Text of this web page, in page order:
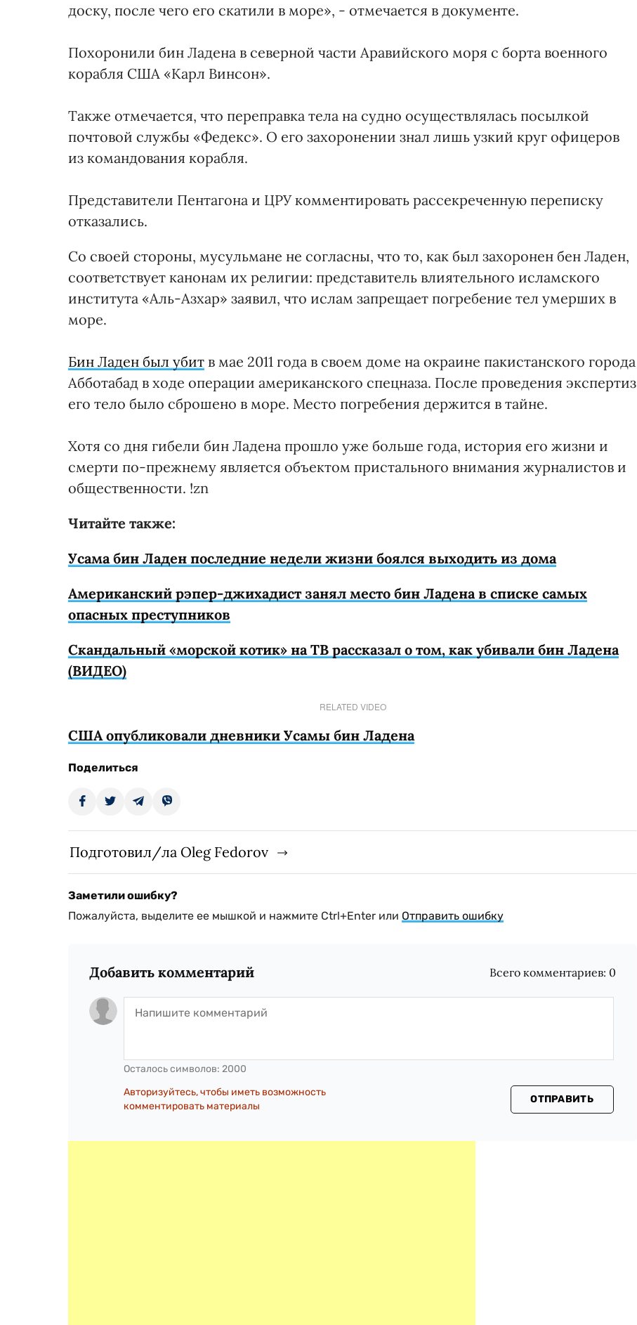
доску, после чего его скатили в море», - отмечается в документе.
Похоронили бин Ладена в северной части Аравийского моря с борта военного
корабля США «Карл Винсон».
Также отмечается, что переправка тела на судно осуществлялась посылкой
почтовой службы «Федекс». О его захоронении знал лишь узкий круг офицеров
из командования корабля.
Представители Пентагона и ЦРУ комментировать рассекреченную переписку
отказались.
Со своей стороны, мусульмане не согласны, что то, как был захоронен бен Ладен,
соответствует канонам их религии: представитель влиятельного исламского
института «Аль-Азхар» заявил, что ислам запрещает погребение тел умерших в
море.
Бин Ладен был убит в мае 2011 года в своем доме на окраине пакистанского города
Абботабад в ходе операции американского спецназа. После проведения экспертиз
его тело было сброшено в море. Место погребения держится в тайне.
Хотя со дня гибели бин Ладена прошло уже больше года, история его жизни и
смерти по-прежнему является объектом пристального внимания журналистов и
общественности. !zn
Читайте также:
Усама бин Ладен последние недели жизни боялся выходить из дома
Американский рэпер-джихадист занял место бин Ладена в списке самых
опасных преступников
Скандальный «морской котик» на ТВ рассказал о том, как убивали бин Ладена
(ВИДЕО)
RELATED VIDEO
США опубликовали дневники Усамы бин Ладена
Поделиться
Подготовил/ла Oleg Fedorov
Заметили ошибку?
Пожалуйста, выделите ее мышкой и нажмите Ctrl+Enter или Отправить ошибку
Добавить комментарий Всего комментариев: 0
Осталось символов: 2000
Авторизуйтесь, чтобы иметь возможность
комментировать материалы
ОТПРАВИТЬ